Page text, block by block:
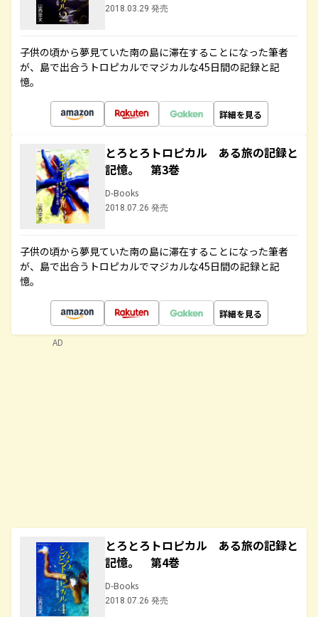
2018.03.29 発売
子供の頃から夢見ていた南の島に滞在することになった筆者
が、島で出合うトロピカルでマジカルな45日間の記録と記
憶。
詳細を見る
とろとろトロピカル ある旅の記録と
記憶。 第3巻
D-Books
2018.07.26 発売
子供の頃から夢見ていた南の島に滞在することになった筆者
が、島で出合うトロピカルでマジカルな45日間の記録と記
憶。
詳細を見る
とろとろトロピカル ある旅の記録と
記憶。 第4巻
D-Books
2018.07.26 発売
AD